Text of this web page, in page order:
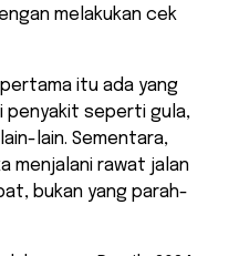
melakukan cek
itu ada yang
penyakit seperti gula,
lain. Sementara,
menjalani rawat jalan
bukan yang parah-